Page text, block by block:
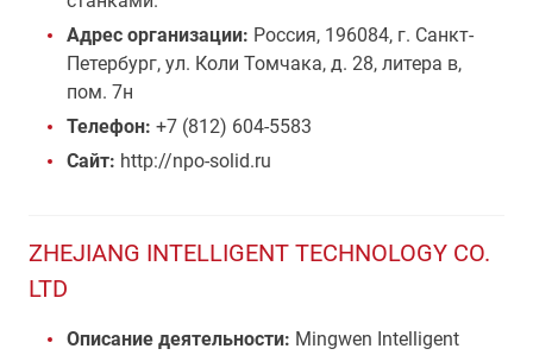
Адрес организации: Россия, 196084, г. Санкт-
Петербург, ул. Коли Томчака, д. 28, литера в,
пом. 7н
Телефон: +7 (812) 604-5583
Сайт: http://npo-solid.ru
ZHEJIANG INTELLIGENT TECHNOLOGY CO.
LTD
Описание деятельности: Mingwen Intelligent